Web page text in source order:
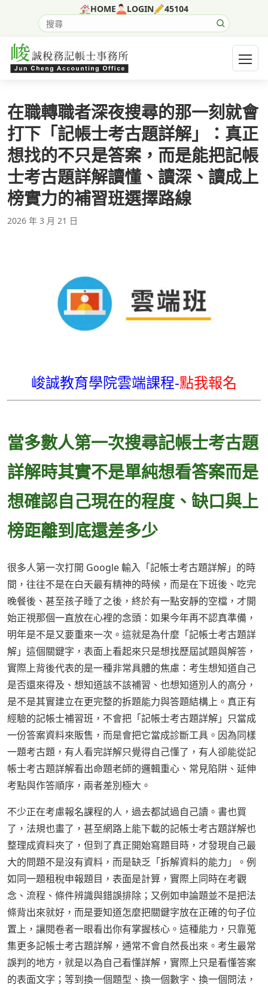
HOME LOGIN 45104
搜尋網站內容
開啟
在職轉職者深夜搜尋的那一刻就會
打下「記帳士考古題詳解」：真正
想找的不只是答案，而是能把記帳
士考古題詳解讀懂、讀深、讀成上
榜實力的補習班選擇路線
2026 年 3 月 21 日
峻誠教育學院雲端課程-點我報名
當多數人第一次搜尋記帳士考古題
詳解時其實不是單純想看答案而是
想確認自己現在的程度、缺口與上
榜距離到底還差多少
很多人第一次打開 Google 輸入「記帳士考古題詳解」的時
間，往往不是在白天最有精神的時候，而是在下班後、吃完
晚餐後、甚至孩子睡了之後，終於有一點安靜的空檔，才開
始正視那個一直放在心裡的念頭：如果今年再不認真準備，
明年是不是又要重來一次。這就是為什麼「記帳士考古題詳
解」這個關鍵字，表面上看起來只是想找歷屆試題與解答，
實際上背後代表的是一種非常具體的焦慮：考生想知道自己
是否還來得及、想知道該不該補習、也想知道別人的高分，
是不是其實建立在更完整的拆題能力與答題結構上。真正有
經驗的記帳士補習班，不會把「記帳士考古題詳解」只當成
一份答案資料來販售，而是會把它當成診斷工具。因為同樣
一題考古題，有人看完詳解只覺得自己懂了，有人卻能從記
帳士考古題詳解看出命題老師的邏輯重心、常見陷阱、延伸
考點與作答順序，兩者差別極大。
不少正在考慮報名課程的人，過去都試過自己讀。書也買
了，法規也畫了，甚至網路上能下載的記帳士考古題詳解也
整理成資料夾了，但到了真正開始寫題目時，才發現自己最
大的問題不是沒有資料，而是缺乏「拆解資料的能力」。例
如同一題租稅申報題目，表面是計算，實際上同時在考觀
念、流程、條件辨識與錯誤排除；又例如申論題並不是把法
條背出來就好，而是要知道怎麼把關鍵字放在正確的句子位
置上，讓閱卷者一眼看出你有掌握核心。這種能力，只靠蒐
集更多記帳士考古題詳解，通常不會自然長出來。考生最常
誤判的地方，就是以為自己看懂詳解，實際上只是看懂答案
的表面文字；等到換一個題型、換一個數字、換一個問法，